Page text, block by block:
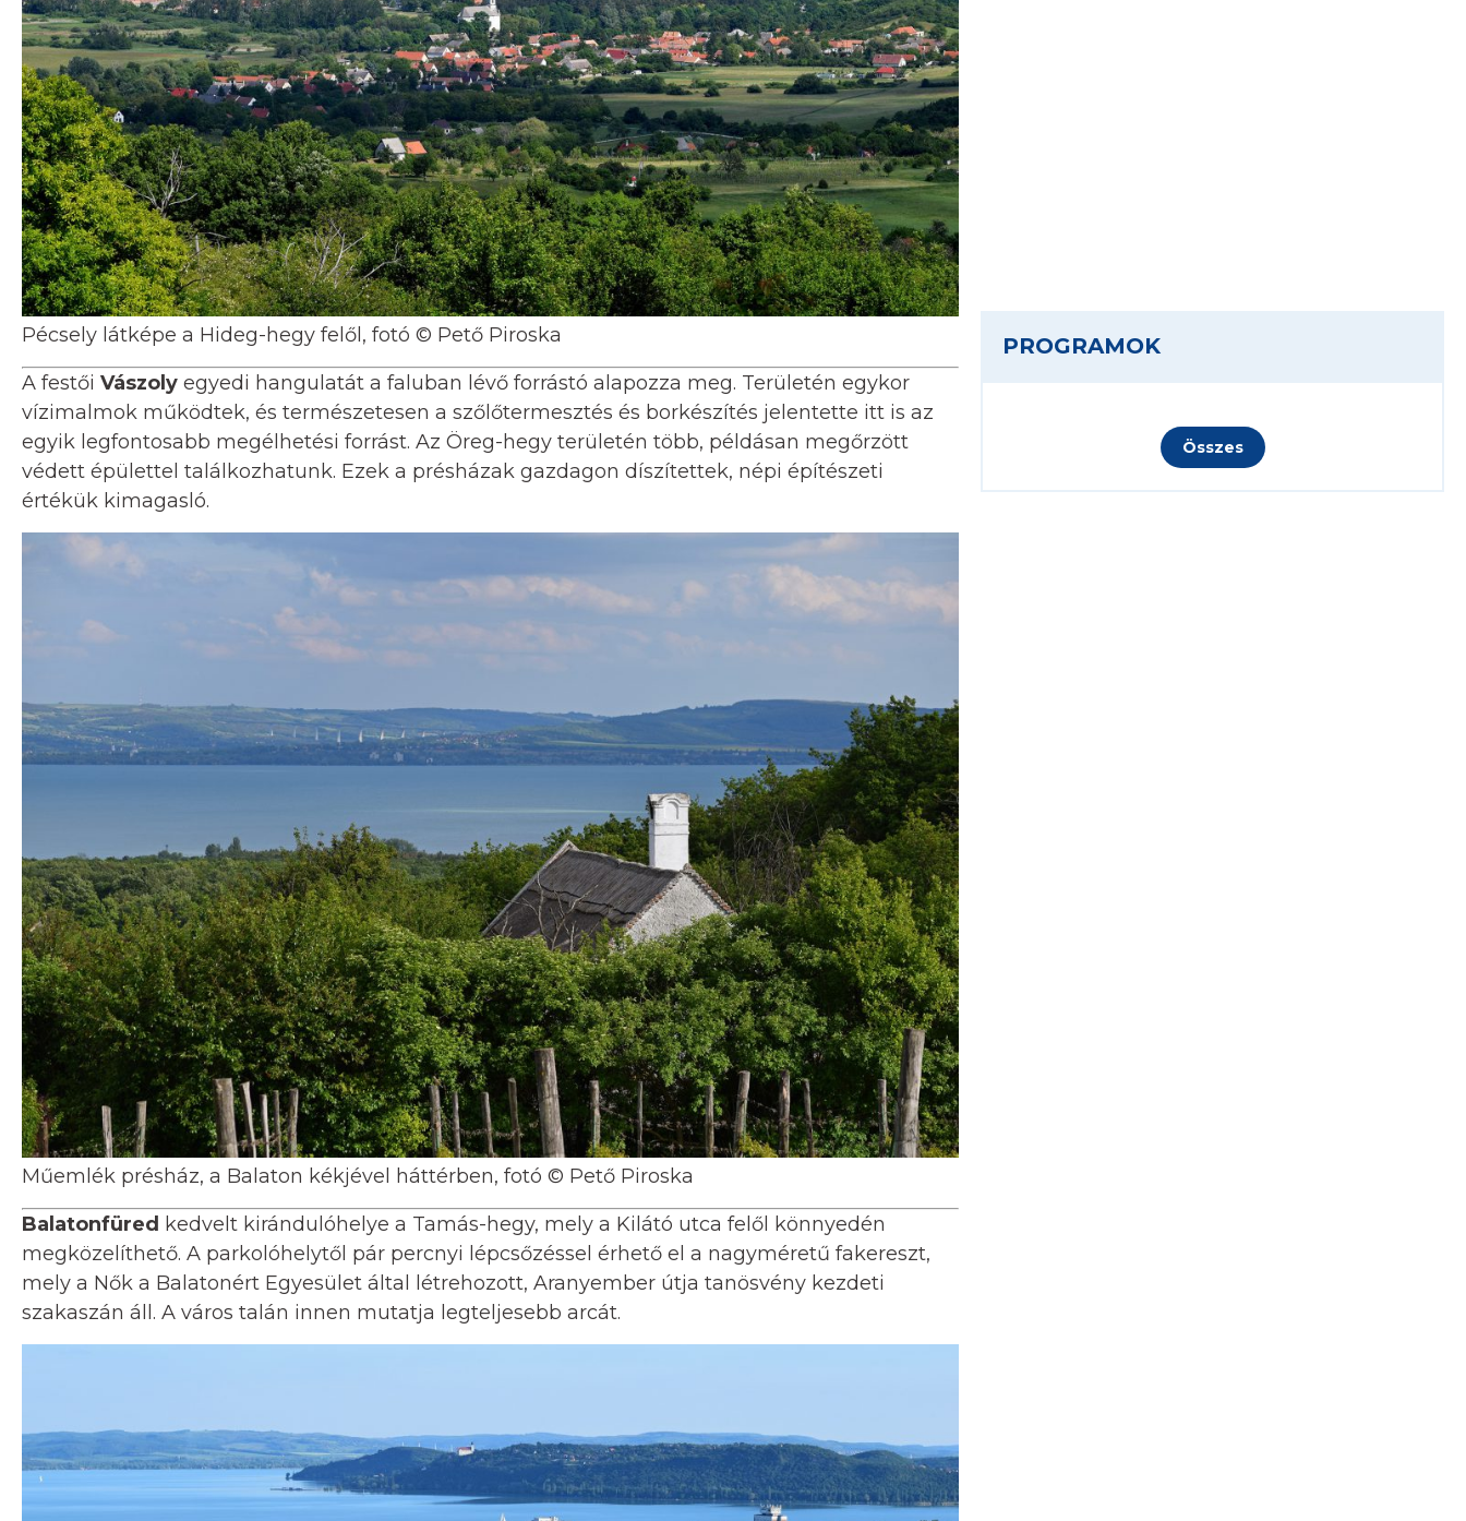
Pécsely látképe a Hideg-hegy felől, fotó © Pető Piroska
A festői Vászoly egyedi hangulatát a faluban lévő forrástó alapozza meg. Területén egykor
vízimalmok működtek, és természetesen a szőlőtermesztés és borkészítés jelentette itt is az
egyik legfontosabb megélhetési forrást. Az Öreg-hegy területén több, példásan megőrzött
védett épülettel találkozhatunk. Ezek a présházak gazdagon díszítettek, népi építészeti
értékük kimagasló.
Műemlék présház, a Balaton kékjével háttérben, fotó © Pető Piroska
Balatonfüred kedvelt kirándulóhelye a Tamás-hegy, mely a Kilátó utca felől könnyedén
megközelíthető. A parkolóhelytől pár percnyi lépcsőzéssel érhető el a nagyméretű fakereszt,
mely a Nők a Balatonért Egyesület által létrehozott, Aranyember útja tanösvény kezdeti
szakaszán áll. A város talán innen mutatja legteljesebb arcát.
PROGRAMOK
Összes